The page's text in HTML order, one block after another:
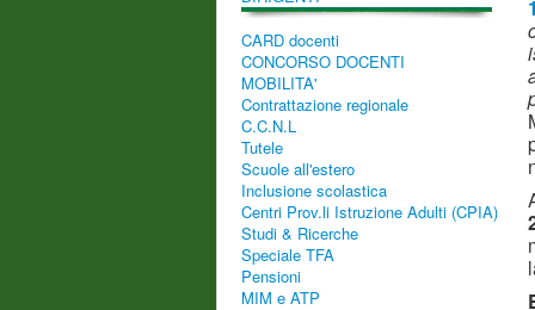
CARD docenti
CONCORSO DOCENTI
MOBILITA'
Contrattazione regionale
C.C.N.L
Tutele
Scuole all'estero
Inclusione scolastica
Centri Prov.li Istruzione Adulti (CPIA)
Studi & Ricerche
Speciale TFA
Pensioni
MIM e ATP